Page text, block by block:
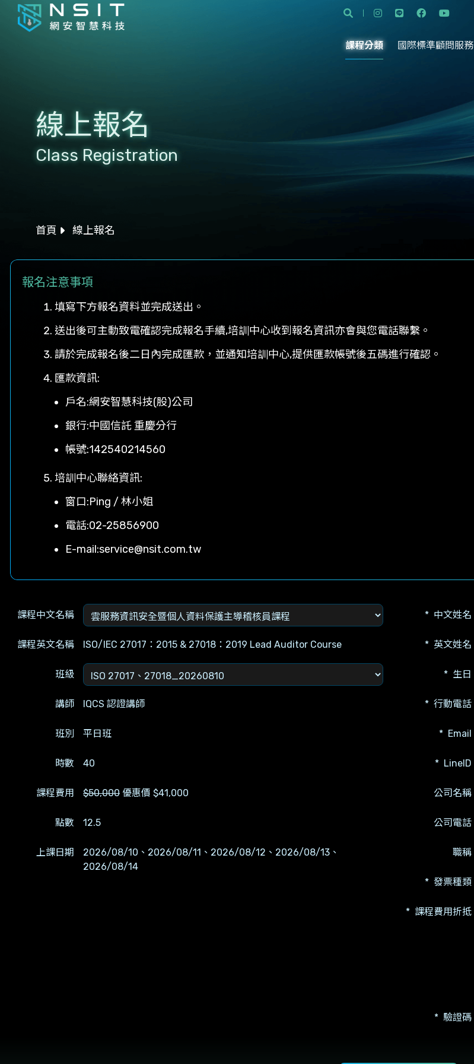
課程分類 國際標準顧問服務
線上報名
Class Registration
首頁 線上報名
報名注意事項
填寫下方報名資料並完成送出。
送出後可主動致電確認完成報名手續,培訓中心收到報名資訊亦會與您電話聯繫。
請於完成報名後二日內完成匯款，並通知培訓中心,提供匯款帳號後五碼進行確認。
匯款資訊:
戶名:網安智慧科技(股)公司
銀行:中國信託 重慶分行
帳號:142540214560
培訓中心聯絡資訊:
窗口:Ping / 林小姐
電話:02-25856900
E-mail:service@nsit.com.tw
課程中文名稱
課程英文名稱 ISO/IEC 27017：2015 & 27018：2019 Lead Auditor Course
班級
講師 IQCS 認證講師
班別 平日班
時數 40
課程費用 $50,000 優惠價 $41,000
點數 12.5
上課日期
2026/08/10、2026/08/11、2026/08/12、2026/08/13、
2026/08/14
中文姓名
英文姓名
生日
行動電話
Email
LineID
公司名稱
公司電話
職稱
發票種類
課程費用折抵
驗證碼